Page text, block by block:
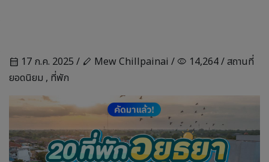
calendar_month 17 ก.ค. 2025 / stylus Mew Chillpainai / visibility 14,264 /สถานที่
ยอดนิยม , ที่พัก